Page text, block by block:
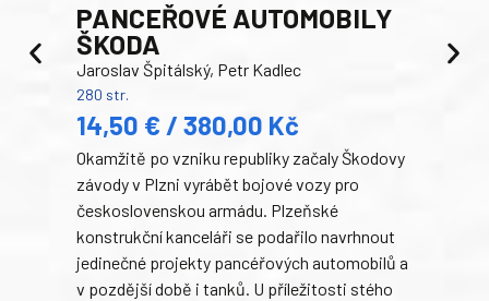
PANCEŘOVÉ AUTOMOBILY
ŠKODA
Jaroslav Špitálský, Petr Kadlec
280 str.
14,50 € / 380,00 Kč
Okamžitě po vzniku republiky začaly Škodovy
závody v Plzni vyrábět bojové vozy pro
československou armádu. Plzeňské
konstrukční kanceláři se podařilo navrhnout
jedinečné projekty pancéřových automobilů a
v pozdější době i tanků. U příležitosti stého